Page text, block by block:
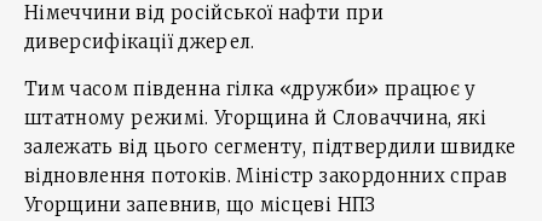
Німеччини від російської нафти при
диверсифікації джерел.
Тим часом південна гілка «дружби» працює у
штатному режимі. Угорщина й Словаччина, які
залежать від цього сегменту, підтвердили швидке
відновлення потоків. Міністр закордонних справ
Угорщини запевнив, що місцеві НПЗ